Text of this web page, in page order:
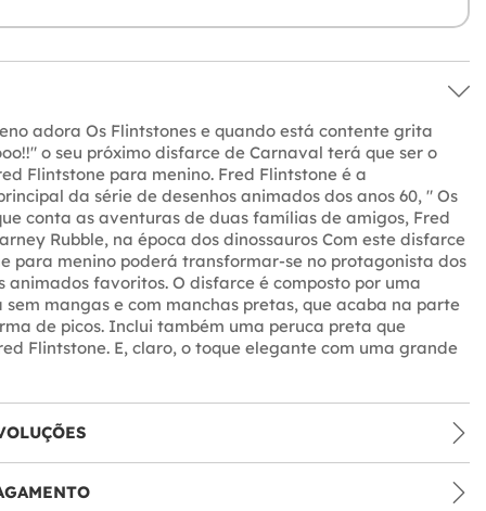
adora Os Flintstones e quando está contente grita
o seu próximo disfarce de Carnaval terá que ser o
Flintstone para menino. Fred Flintstone é a
da série de desenhos animados dos anos 60, " Os
conta as aventuras de duas famílias de amigos, Fred
Rubble, na época dos dinossauros Com este disfarce
para menino poderá transformar-se no protagonista dos
animados favoritos. O disfarce é composto por uma
mangas e com manchas pretas, que acaba na parte
de picos. Inclui também uma peruca preta que
Flintstone. E, claro, o toque elegante com uma grande